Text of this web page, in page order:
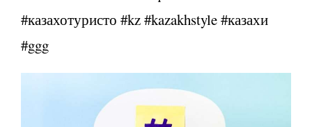
#казахотуристо #kz #kazakhstyle #казахи
#ggg